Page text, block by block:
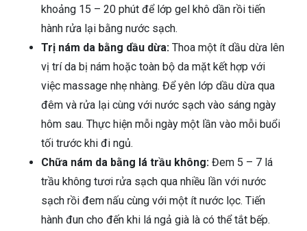
khoảng 15 – 20 phút để lớp gel khô dần rồi tiến
hành rửa lại bằng nước sạch.
Trị nám da bằng dầu dừa: Thoa một ít dầu dừa lên
vị trí da bị nám hoặc toàn bộ da mặt kết hợp với
việc massage nhẹ nhàng. Để yên lớp dầu dừa qua
đêm và rửa lại cùng với nước sạch vào sáng ngày
hôm sau. Thực hiện mỗi ngày một lần vào mỗi buổi
tối trước khi đi ngủ.
Chữa nám da bằng lá trầu không: Đem 5 – 7 lá
trầu không tươi rửa sạch qua nhiều lần với nước
sạch rồi đem nấu cùng với một ít nước lọc. Tiến
hành đun cho đến khi lá ngả già là có thể tắt bếp.